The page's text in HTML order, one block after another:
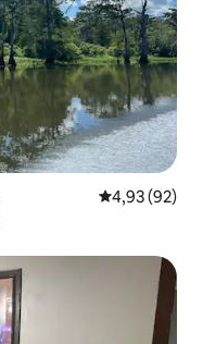
Միջին
4,93 (92)